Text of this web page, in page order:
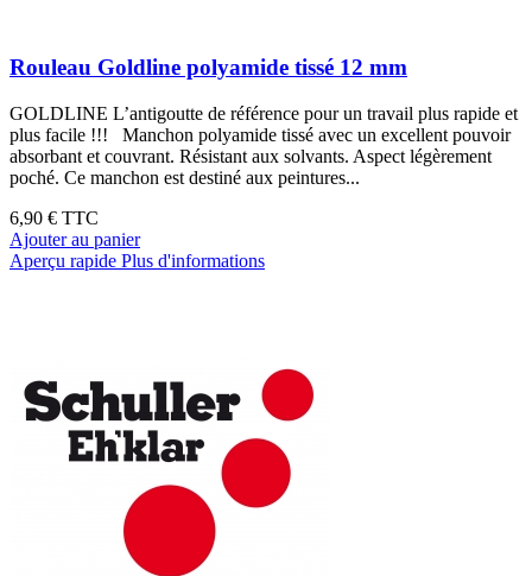
Rouleau Goldline polyamide tissé 12 mm
GOLDLINE L’antigoutte de référence pour un travail plus rapide et
plus facile !!! Manchon polyamide tissé avec un excellent pouvoir
absorbant et couvrant. Résistant aux solvants. Aspect légèrement
poché. Ce manchon est destiné aux peintures...
6,90 € TTC
Ajouter au panier
Aperçu rapide Plus d'informations